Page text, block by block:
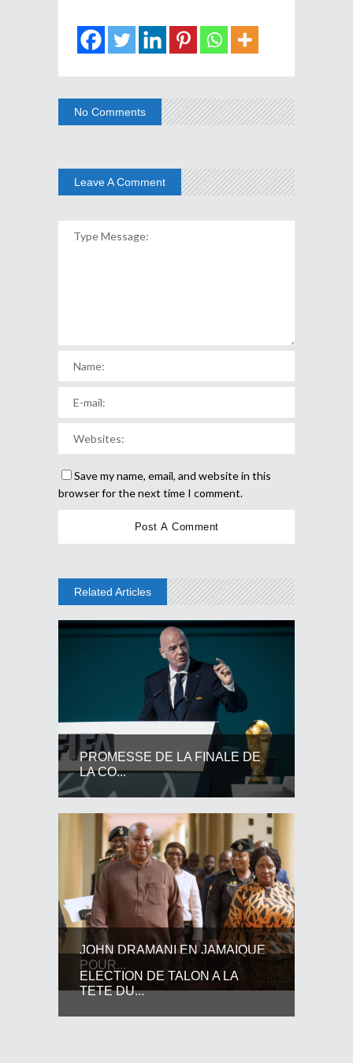
No Comments
Leave A Comment
Save my name, email, and website in this
browser for the next time I comment.
Related Articles
PROMESSE DE LA FINALE DE
LA CO...
JOHN DRAMANI EN JAMAIQUE
POUR...
ELECTION DE TALON A LA
TETE DU...